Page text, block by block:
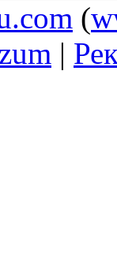
(
|